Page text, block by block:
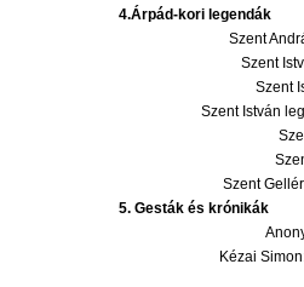
4.Árpád-kori legendák
Szent
Szent
Szent
Szent István
Szent
5. Gesták és krónikák
Kézai